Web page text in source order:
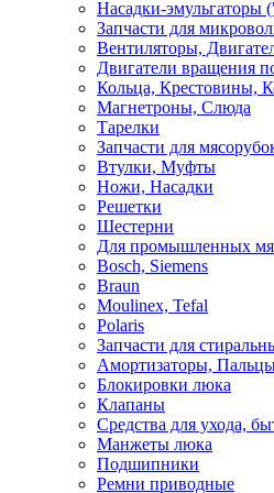
Насадки-эмульгаторы
Запчасти для
Вентиляторы,
Двигатели вращения
Кольца, Крестовины,
Магнетроны, Слюда
Тарелки
Запчасти для
Втулки, Муфты
Ножи, Насадки
Решетки
Шестерни
Для промышленных
Bosch, Siemens
Braun
Moulinex, Tefal
Polaris
Запчасти для
Амортизаторы,
Блокировки люка
Клапаны
Средства для ухода,
Манжеты люка
Подшипники
Ремни приводные